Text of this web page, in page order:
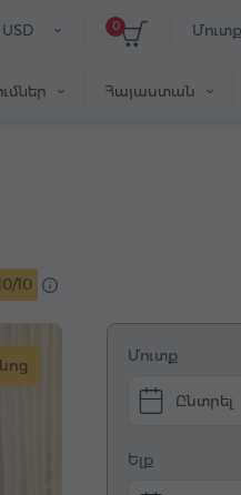
Մուտք
0
USD
Հայաստան
10
Մուտք
Ելք